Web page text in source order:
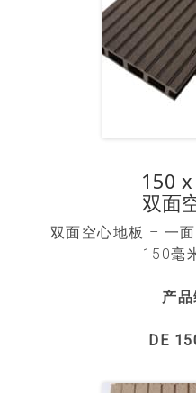
150
双面
双面空心地板 – 一
150毫
产品
DE